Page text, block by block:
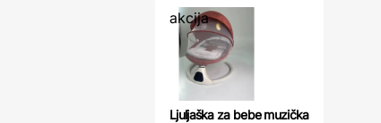
akcija
Ljuljaška za bebe muzička